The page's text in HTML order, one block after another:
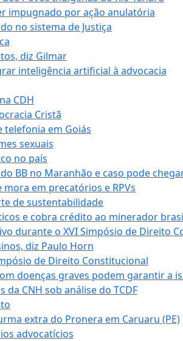
impugnado por ação anulatória
no sistema de Justiça
diz Gilmar
inteligência artificial à advocacia
CDH
Cristã
telefonia em Goiás
sexuais
no país
BB no Maranhão e caso pode chegar
em precatórios e RPVs
de sustentabilidade
e cobra crédito ao minerador
durante o XVI Simpósio de Direito
diz Paulo Horn
de Direito Constitucional
doenças graves podem garantir a
CNH sob análise do TCDF
extra do Pronera em Caruaru (PE)
advocatícios